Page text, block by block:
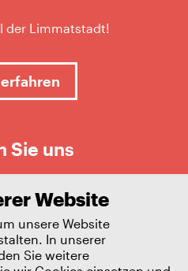
der Limmatstadt!
Sie uns
Website
unsere Website
In unserer
Sie weitere